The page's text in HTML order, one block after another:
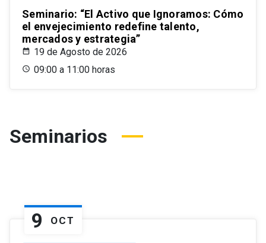
Seminario: “El Activo que Ignoramos: Cómo
el envejecimiento redefine talento,
mercados y estrategia”
19 de Agosto de 2026
09:00 a 11:00 horas
Seminarios
9 OCT